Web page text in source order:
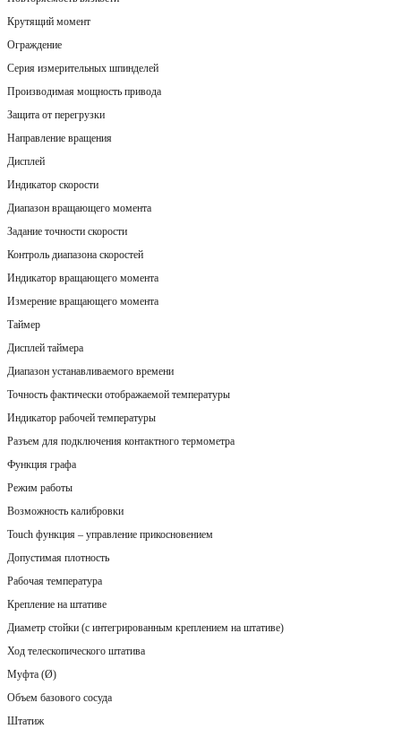
Крутящий момент
Ограждение
Серия измерительных шпинделей
Производимая мощность привода
Защита от перегрузки
Направление вращения
Дисплей
Индикатор скорости
Диапазон вращающего момента
Задание точности скорости
Контроль диапазона скоростей
Индикатор вращающего момента
Измерение вращающего момента
Таймер
Дисплей таймера
Диапазон устанавливаемого времени
Точность фактически отображаемой температуры
Индикатор рабочей температуры
Разъем для подключения контактного термометра
Функция графа
Режим работы
Возможность калибровки
Touch функция – управление прикосновением
Допустимая плотность
Рабочая температура
Крепление на штативe
Диаметр стойки (с интегрированным креплением на штативе)
Ход телескопического штатива
Муфта (Ø)
Объем базового сосуда
Штатиж